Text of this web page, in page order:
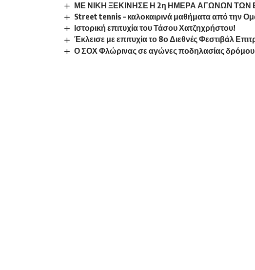
ΜΕ ΝΙΚΗ ΞΕΚΙΝΗΣΕ Η 2η ΗΜΕΡΑ ΑΓΩΝΩΝ ΤΩΝ
Street tennis – καλοκαιρινά μαθήματα από την
Ιστορική επιτυχία του Τάσου Χατζηχρήστου!
Έκλεισε με επιτυχία το 8ο Διεθνές Φεστιβάλ
Ο ΣΟΧ Φλώρινας σε αγώνες ποδηλασίας δρόμου